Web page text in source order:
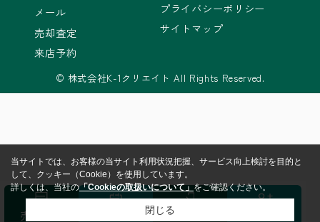
メール
売却査定
来店予約
プライバシーポリシー
サイトマップ
© 株式会社K-1クリエイト All Rights Reserved.
売却査定 ログイン
当サイトでは、お客様の当サイト利用状況把握、サービス向上検討を目的と
して、クッキー（Cookie）を使用しています。
詳しくは、当社の「Cookieの取扱いについて」をご確認ください。
閉じる